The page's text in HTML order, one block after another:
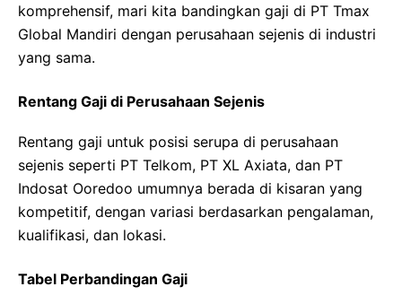
komprehensif, mari kita bandingkan gaji di PT Tmax
Global Mandiri dengan perusahaan sejenis di industri
yang sama.
Rentang Gaji di Perusahaan Sejenis
Rentang gaji untuk posisi serupa di perusahaan
sejenis seperti PT Telkom, PT XL Axiata, dan PT
Indosat Ooredoo umumnya berada di kisaran yang
kompetitif, dengan variasi berdasarkan pengalaman,
kualifikasi, dan lokasi.
Tabel Perbandingan Gaji